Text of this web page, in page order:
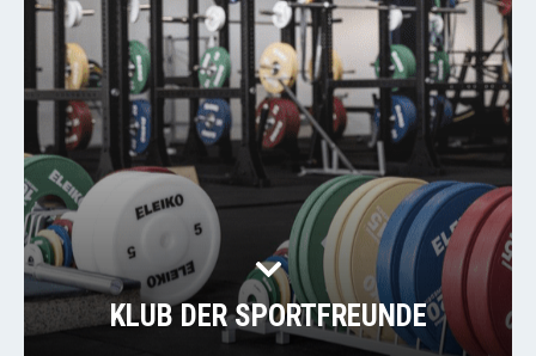
KLUB DER SPORTFREUNDE